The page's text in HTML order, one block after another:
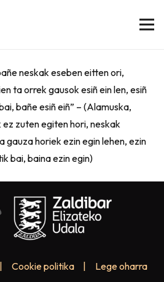
neskak eseben eitten ori,
ta orrek gausok esiñ ein len, esiñ
bañe esiñ eiñ” – (Alamuska,
zuten egiten hori, neskak
gauza horiek ezin egin lehen, ezin
bai, baina ezin egin)
Cookie politika Lege oharra